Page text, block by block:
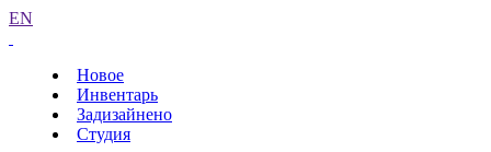
EN
Новое
Инвентарь
Задизайнено
Студия